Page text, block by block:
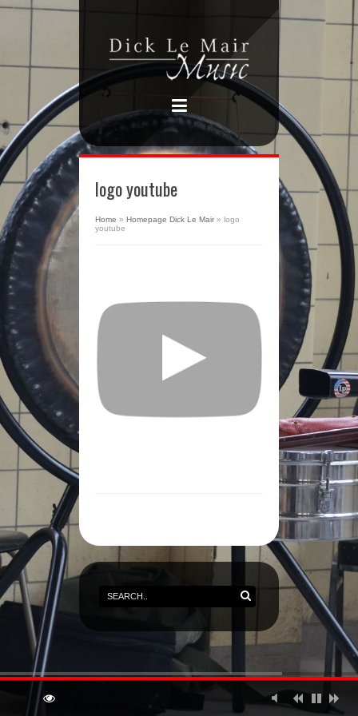
logo youtube
Home » Homepage Dick Le Mair » logo
youtube